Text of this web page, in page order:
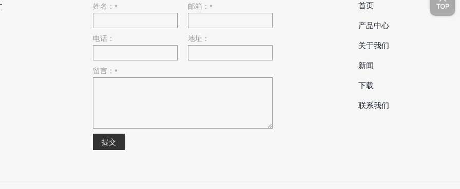
姓名：* 邮箱：*
电话： 地址：
留言：*
提交
首页
产品中心
关于我们
新闻
下载
联系我们